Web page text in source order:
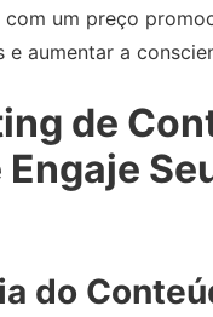
um preço
e aumentar a
de
do